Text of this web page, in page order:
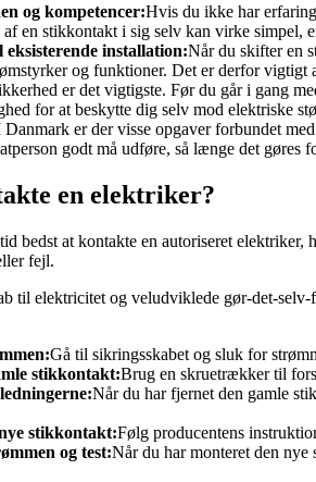
og kompetencer:Hvis du ikke har
en stikkontakt i sig selv kan virke simpel,
installation:Når du skifter en
og funktioner. Det er derfor vigtigt
er det vigtigste. Før du går i gang
for at beskytte dig selv mod elektriske
Danmark er der visse opgaver forbundet
godt må udføre, så længe det gøres
en elektriker?
bedst at kontakte en autoriseret
fejl.
til elektricitet og veludviklede gør-det-
Gå til sikringsskabet og sluk for
stikkontakt:Brug en skruetrækker til
Når du har fjernet den gamle
stikkontakt:Følg producentens
og test:Når du har monteret den